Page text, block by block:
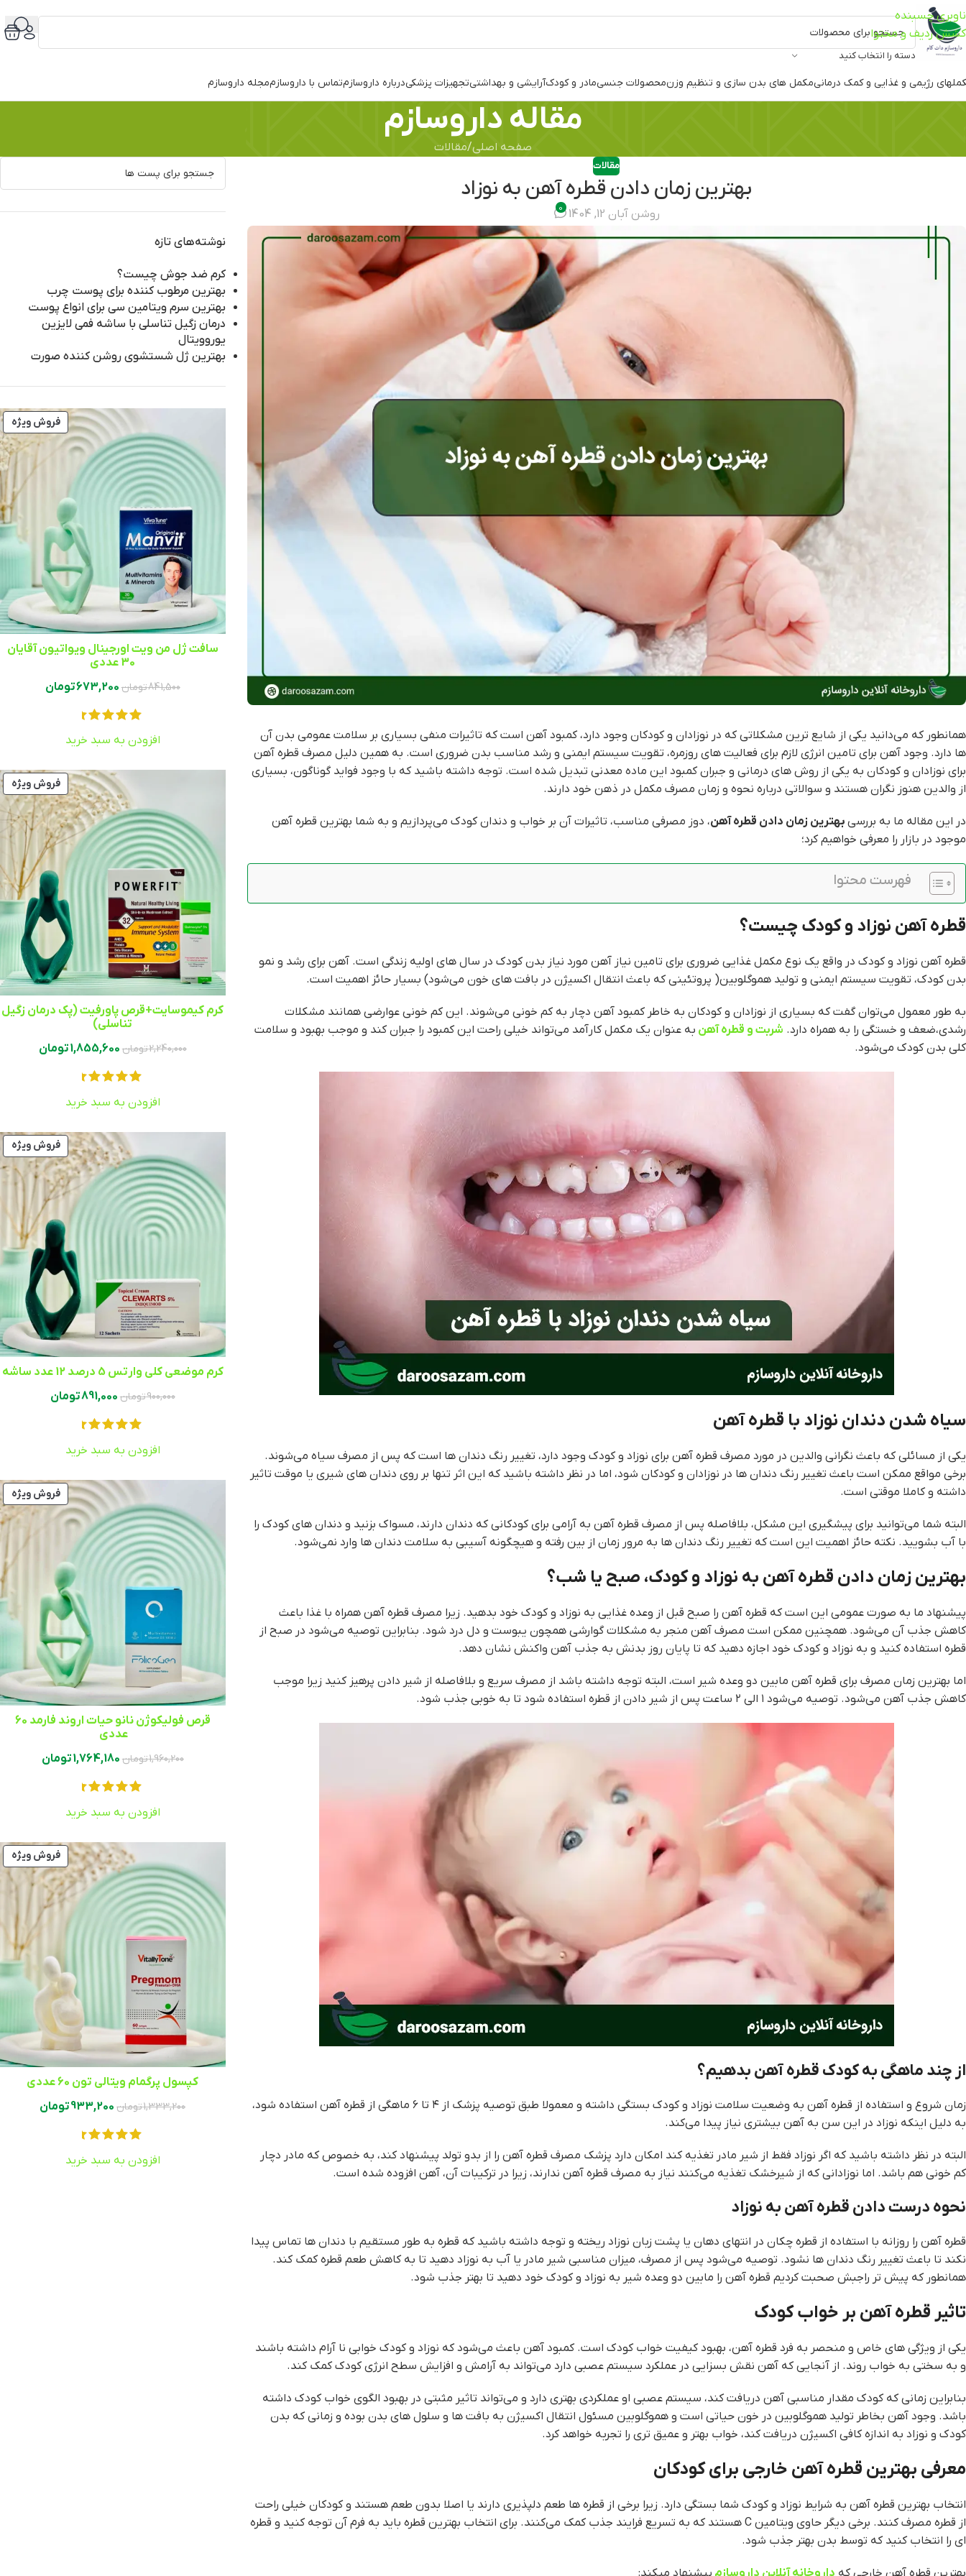
ناوبری چسبنده
کشش ردیف و محتوا
دسته را انتخاب کنید
رژیمی و غذایی و کمک درمانیمکمل های بدن سازی و تنظیم وزنمحصولات جنسیمادر و کودکآرایشی و بهداشتیتجهیزات پزشکیدرباره داروسازمتماس با داروسازممجله داروسازم
مقاله داروسازم
صفحه اصلی مقالات
مقالات
بهترین زمان دادن قطره آهن به نوزاد
روشن آبان 12, 1404 0
همانطور که می‌دانید یکی از شایع ترین مشکلاتی که در نوزادان و کودکان وجود دارد، کمبود آهن است که تاثیرات منفی بسیاری بر سلامت عمومی بدن آن
ها دارد. وجود آهن برای تامین انرژی لازم برای فعالیت های روزمره، تقويت سیستم ایمنی و رشد مناسب بدن ضروری است. به همین دلیل مصرف قطره آهن
برای نوزادان و کودکان به یکی از روش های درمانی و جبران کمبود این ماده معدنی تبدیل شده است. توجه داشته باشید که با وجود فواید گوناگون، بسیاری
از والدین هنوز نگران هستند و سوالاتی درباره نحوه و زمان مصرف مکمل در ذهن خود دارند.
در این مقاله ما به بررسی بهترین زمان دادن قطره آهن، دوز مصرفی مناسب، تاثیرات آن بر خواب و دندان کودک می‌پردازیم و به شما بهترین قطره آهن
موجود در بازار را معرفی خواهیم کرد؛
فهرست محتوا
قطره آهن نوزاد و کودک چیست؟
قطره آهن نوزاد و کودک در واقع یک نوع مکمل غذایی ضروری برای تامین نیاز آهن مورد نیاز بدن کودک در سال های اولیه زندگی است. آهن برای رشد و نمو
بدن کودک، تقویت سیستم ایمنی و تولید هموگلوبین( پروتئینی که باعث انتقال اکسیژن در بافت های خون می‌شود) بسیار حائز اهمیت است.
به طور معمول می‌توان گفت که بسیاری از نوزادان و کودکان به خاطر کمبود آهن دچار به کم خونی می‌شوند. این کم خونی عوارضی همانند مشکلات
رشدی،ضعف و خستگی را به همراه دارد. شربت و قطره آهن به عنوان یک مکمل کارآمد می‌تواند خیلی راحت این کمبود را جبران کند و موجب بهبود و سلامت
کلی بدن کودک می‌شود.
سیاه شدن دندان‌ نوزاد با قطره آهن
یکی از مسائلی که باعث نگرانی والدین در مورد مصرف قطره آهن برای نوزاد و کودک وجود دارد، تغییر رنگ دندان ها است که پس از مصرف سیاه می‌شوند.
برخی مواقع ممکن است باعث تغییر رنگ دندان ها در نوزادان و کودکان شود، اما در نظر داشته باشید که این اثر تنها بر روی دندان های شیری یا موقت تاثیر
داشته و کاملا موقتی است.
البته شما می‌توانید برای پیشگیری این مشکل، بلافاصله پس از مصرف قطره آهن به آرامی برای کودکانی که دندان دارند، مسواک بزنید و دندان های کودک را
با آب بشویید. نکته حائز اهمیت این است که تغییر رنگ دندان ها به مرور زمان از بین رفته و هيچگونه آسیبی به سلامت دندان ها وارد نمی‌شود.
بهترین زمان دادن قطره آهن به نوزاد و کودک، صبح یا شب؟
پیشنهاد ما به صورت عمومی این است که قطره آهن را صبح قبل از وعده غذایی به نوزاد و کودک خود بدهید. زیرا مصرف قطره آهن همراه با غذا باعث
کاهش جذب آن می‌شود. همچنین ممکن است مصرف آهن منجر به مشکلات گوارشی همچون یبوست و دل درد شود. بنابراین توصیه می‌شود در صبح از
قطره استفاده کنید و به نوزاد و کودک خود اجازه دهید که تا پایان روز بدنش به جذب آهن واکنش نشان دهد.
اما بهترین زمان مصرف برای قطره آهن مابین دو وعده شیر است، البته توجه داشته باشد از مصرف سریع و بلافاصله از شیر دادن پرهیز کنید زیرا موجب
کاهش جذب آهن می‌شود. توصیه می‌شود ۱ الی ۲ ساعت پس از شیر دادن از قطره استفاده شود تا به خوبی جذب شود.
از چند ماهگی به کودک قطره آهن بدهیم؟
زمان شروع و استفاده از قطره آهن به وضعیت سلامت نوزاد و کودک بستگی داشته و معمولا طبق توصیه پزشک از ۴ تا ۶ ماهگی از قطره آهن استفاده شود،
به دلیل اینکه نوزاد در این سن به آهن بیشتری نیاز پیدا می‌کند.
البته در نظر داشته باشید که اگر نوزاد فقط از شیر مادر تغذیه کند امکان دارد پزشک مصرف قطره آهن را از بدو تولد پیشنهاد کند، به خصوص که مادر دچار
کم خونی هم باشد. اما نوزادانی که از شیرخشک تغذیه می‌کنند نیاز به مصرف قطره آهن ندارند، زیرا در ترکیبات آن، آهن افزوده شده است.
نحوه درست دادن قطره آهن به نوزاد
قطره آهن را روزانه با استفاده از قطره چکان در انتهای دهان یا پشت زبان نوزاد ریخته و توجه داشته باشید که قطره به طور مستقیم با دندان ها تماس پیدا
نکند تا باعث تغییر رنگ دندان ها نشود. توصیه می‌شود پس از مصرف، میزان مناسبی شیر مادر یا آب به نوزاد دهید تا به کاهش طعم قطره کمک کند.
همانطور که پیش تر راجبش صحبت کردیم قطره آهن را مابین دو وعده شیر به نوزاد و کودک خود دهید تا بهتر جذب شود.
تاثیر قطره آهن بر خواب کودک
یکی از ویژگی های خاص و منحصر به فرد قطره آهن، بهبود کیفیت خواب کودک است. کمبود آهن باعث می‌شود که نوزاد و کودک خوابی نا آرام داشته باشند
و به سختی به خواب روند. از آنجایی که آهن نقش بسزایی در عملکرد سیستم عصبی دارد می‌تواند به آرامش و افزایش سطح انرژی کودک کمک کند.
بنابراین زمانی که کودک مقدار مناسبی آهن دریافت کند، سیستم عصبی او عملکردی بهتری دارد و می‌تواند تاثیر مثبتی در بهبود الگوی خواب کودک داشته
باشد. وجود آهن بخاطر تولید هموگلوبین در خون حیاتی است و هموگلوبین مسئول انتقال اکسیژن به بافت ها و سلول های بدن بوده و زمانی که بدن
کودک و نوزاد به اندازه کافی اکسیژن دریافت کند، خواب بهتر و عمیق تری را تجربه خواهد کرد.
معرفی بهترین قطره آهن خارجی برای کودکان
انتخاب بهترین قطره آهن به شرایط نوزاد و کودک شما بستگی دارد. زیرا برخی از قطره ها طعم دلپذیری دارند یا اصلا بدون طعم هستند و کودکان خیلی راحت
از قطره مصرف کنند. برخی دیگر حاوی ویتامین C هستند که به تسریع فرایند جذب کمک می‌کنند. برای انتخاب بهترین قطره باید به فرم آن توجه کنید و قطره
ای را انتخاب کنید که توسط بدن بهتر جذب شود.
بهترین قطره آهن خارجی که داروخانه آنلاین داروسازم پیشنهاد میکند:
نوشته‌های تازه
کرم ضد جوش چیست؟
بهترین مرطوب کننده برای پوست چرب
بهترین سرم ویتامین سی برای انواع پوست
درمان زگیل تناسلی با ساشه فمی لایزین
یوروویتال
بهترین ژل شستشوی روشن‌ کننده صورت
فروش ویژه
سافت ژل من ویت اورجینال ویواتیون آقایان
30 عددی
841,500تومان 673,200تومان
افزودن به سبد خرید
فروش ویژه
کرم کیموسایت+قرص پاورفیت (پک درمان زگیل
تناسلی)
2,240,000تومان 1,855,600تومان
افزودن به سبد خرید
فروش ویژه
کرم موضعی کلی وارتس 5 درصد 12 عدد ساشه
900,000تومان 891,000تومان
افزودن به سبد خرید
فروش ویژه
قرص فولیکوژن نانو حیات اروند فارمد 60
عددی ‏
1,960,200تومان 1,764,180تومان
افزودن به سبد خرید
فروش ویژه
کپسول پرگمام ویتالی تون 60 عددی
1,333,200تومان 933,200تومان
افزودن به سبد خرید